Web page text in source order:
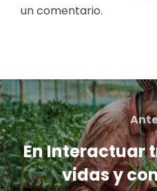
un comentario.
Navegación
de
entradas
En Interactuar
vidas y